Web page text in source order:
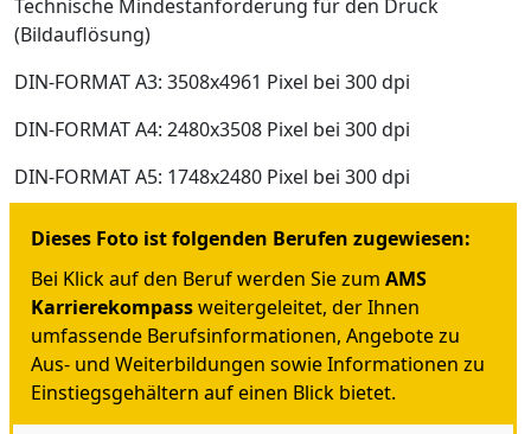
Technische Mindestanforderung für den Druck
(Bildauflösung)
DIN-FORMAT A3: 3508x4961 Pixel bei 300 dpi
DIN-FORMAT A4: 2480x3508 Pixel bei 300 dpi
DIN-FORMAT A5: 1748x2480 Pixel bei 300 dpi
Dieses Foto ist folgenden Berufen zugewiesen:
Bei Klick auf den Beruf werden Sie zum AMS
Karrierekompassweitergeleitet, der Ihnen
umfassende Berufsinformationen, Angebote zu
Aus- und Weiterbildungen sowie Informationen zu
Einstiegsgehältern auf einen Blick bietet.